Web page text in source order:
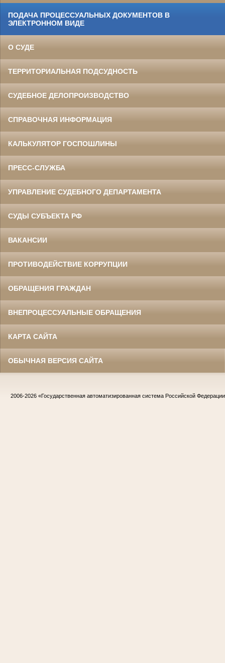
ПОДАЧА ПРОЦЕССУАЛЬНЫХ ДОКУМЕНТОВ В
ЭЛЕКТРОННОМ ВИДЕ
О СУДЕ
ТЕРРИТОРИАЛЬНАЯ ПОДСУДНОСТЬ
СУДЕБНОЕ ДЕЛОПРОИЗВОДСТВО
СПРАВОЧНАЯ ИНФОРМАЦИЯ
КАЛЬКУЛЯТОР ГОСПОШЛИНЫ
ПРЕСС-СЛУЖБА
УПРАВЛЕНИЕ СУДЕБНОГО ДЕПАРТАМЕНТА
СУДЫ СУБЪЕКТА РФ
ВАКАНСИИ
ПРОТИВОДЕЙСТВИЕ КОРРУПЦИИ
ОБРАЩЕНИЯ ГРАЖДАН
ВНЕПРОЦЕССУАЛЬНЫЕ ОБРАЩЕНИЯ
КАРТА САЙТА
ОБЫЧНАЯ ВЕРСИЯ САЙТА
2006-2026 «Государственная автоматизированная система Российской